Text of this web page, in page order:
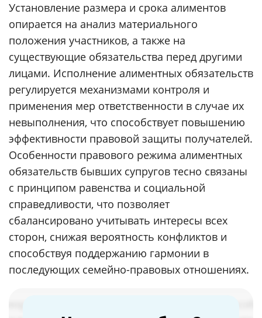
Установление размера и срока алиментов
опирается на анализ материального
положения участников, а также на
существующие обязательства перед другими
лицами. Исполнение алиментных обязательств
регулируется механизмами контроля и
применения мер ответственности в случае их
невыполнения, что способствует повышению
эффективности правовой защиты получателей.
Особенности правового режима алиментных
обязательств бывших супругов тесно связаны
с принципом равенства и социальной
справедливости, что позволяет
сбалансировано учитывать интересы всех
сторон, снижая вероятность конфликтов и
способствуя поддержанию гармонии в
последующих семейно-правовых отношениях.